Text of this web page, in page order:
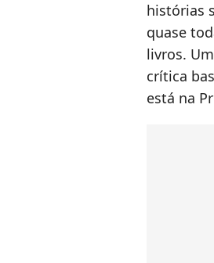
histórias
quase
livros.
crítica
está na